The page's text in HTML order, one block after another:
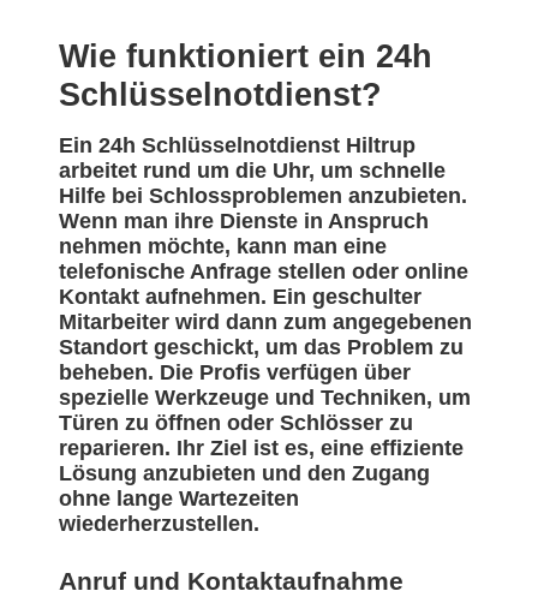
Wie funktioniert ein 24h
Schlüsselnotdienst?
Ein 24h Schlüsselnotdienst Hiltrup
arbeitet rund um die Uhr, um schnelle
Hilfe bei Schlossproblemen anzubieten.
Wenn man ihre Dienste in Anspruch
nehmen möchte, kann man eine
telefonische Anfrage stellen oder online
Kontakt aufnehmen. Ein geschulter
Mitarbeiter wird dann zum angegebenen
Standort geschickt, um das Problem zu
beheben. Die Profis verfügen über
spezielle Werkzeuge und Techniken, um
Türen zu öffnen oder Schlösser zu
reparieren. Ihr Ziel ist es, eine effiziente
Lösung anzubieten und den Zugang
ohne lange Wartezeiten
wiederherzustellen.
Anruf und Kontaktaufnahme